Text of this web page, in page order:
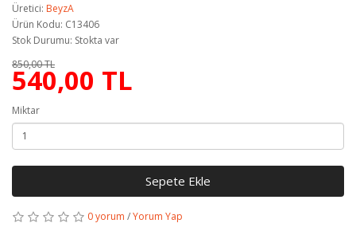
Üretici: BeyzA
Ürün Kodu: C13406
Stok Durumu: Stokta var
850,00 TL
540,00 TL
Miktar
Sepete Ekle
0 yorum /Yorum Yap